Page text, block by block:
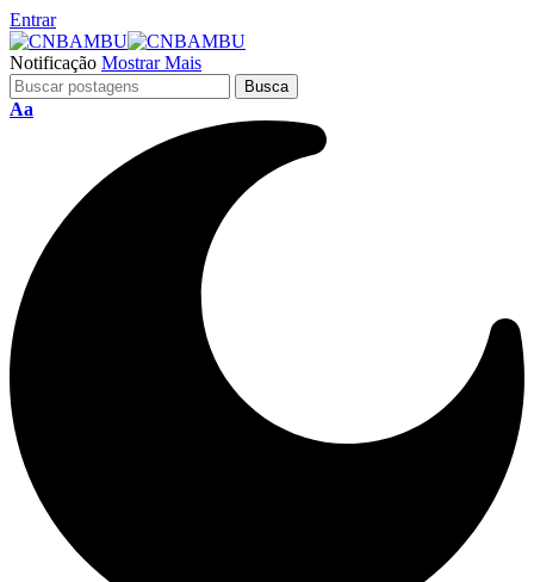
Entrar
Notificação Mostrar Mais
Aa